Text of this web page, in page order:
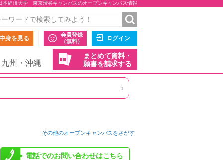
本経済大学 東京渋谷キャンパスのオープンキャンパス情報
身を見る
会員登録
（無料）
ログイン
まとめて資料・
願書を請求する
九州・沖縄
›
その他のオープンキャンパスをさがす
電話でのお問い合わせはこちら